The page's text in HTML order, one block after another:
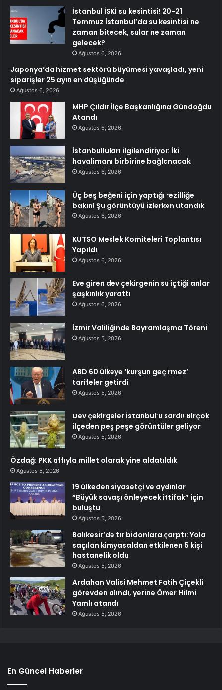
İstanbul İSKİ su kesintisi! 20-21
Temmuz İstanbul’da su kesintisi ne
zaman bitecek, sular ne zaman
gelecek?
Ağustos 6, 2026
Japonya’da hizmet sektörü büyümesi yavaşladı, yeni
siparişler 25 ayın en düşüğünde
Ağustos 6, 2026
MHP Çıldır İlçe Başkanlığına Gündoğdu
Atandı
Ağustos 6, 2026
İstanbulluları ilgilendiriyor: İki
havalimanı birbirine bağlanacak
Ağustos 6, 2026
Üç beş beğeni için yaptığı rezilliğe
bakın! Şu görüntüyü izlerken utandık
Ağustos 6, 2026
KUTSO Meslek Komiteleri Toplantısı
Yapıldı
Ağustos 6, 2026
Eve giren dev çekirgenin su içtiği anlar
şaşkınlık yarattı
Ağustos 6, 2026
İzmir Valiliğinde Bayramlaşma Töreni
Ağustos 5, 2026
ABD 60 ülkeye ‘kurşun geçirmez’
tarifeler getirdi
Ağustos 5, 2026
Dev çekirgeler İstanbul’u sardı! Birçok
ilçeden peş peşe görüntüler geliyor
Ağustos 5, 2026
Özdağ: PKK affıyla millet olarak yine aldatıldık
Ağustos 5, 2026
19 ülkeden siyasetçi ve aydınlar
“Büyük savaşı önleyecek ittifak” için
buluştu
Ağustos 5, 2026
Balıkesir’de tır bidonlara çarptı: Yola
saçılan kimyasaldan etkilenen 5 kişi
hastanelik oldu
Ağustos 5, 2026
Ardahan Valisi Mehmet Fatih Çiçekli
görevden alındı, yerine Ömer Hilmi
Yamlı atandı
Ağustos 5, 2026
En Güncel Haberler